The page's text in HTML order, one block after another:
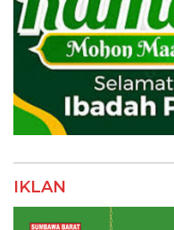
IKLAN